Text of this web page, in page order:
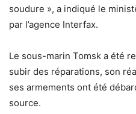
soudure », a indiqué le
par l’agence Interfax.
Le sous-marin Tomsk a été
subir des réparations, son
ses armements ont été
source.